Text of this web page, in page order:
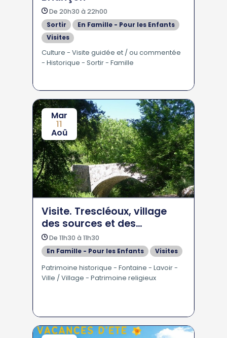
De 20h30 à 22h00
Sortir
En Famille - Pour les Enfants
Visites
Culture - Visite guidée et / ou commentée
- Historique - Sortir - Famille
Mar
11
Aoû
Visite. Trescléoux, village
des sources et des
fontaines
De 11h30 à 11h30
En Famille - Pour les Enfants
Visites
Patrimoine historique - Fontaine - Lavoir -
Ville / Village - Patrimoine religieux